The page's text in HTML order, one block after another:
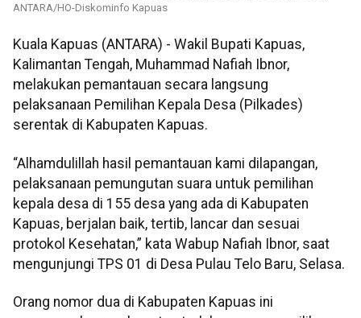
ANTARA/HO-Diskominfo Kapuas
Kuala Kapuas (ANTARA) - Wakil Bupati Kapuas,
Kalimantan Tengah, Muhammad Nafiah Ibnor,
melakukan pemantauan secara langsung
pelaksanaan Pemilihan Kepala Desa (Pilkades)
serentak di Kabupaten Kapuas.
“Alhamdulillah hasil pemantauan kami dilapangan,
pelaksanaan pemungutan suara untuk pemilihan
kepala desa di 155 desa yang ada di Kabupaten
Kapuas, berjalan baik, tertib, lancar dan sesuai
protokol Kesehatan,” kata Wabup Nafiah Ibnor, saat
mengunjungi TPS 01 di Desa Pulau Telo Baru, Selasa.
Orang nomor dua di Kabupaten Kapuas ini